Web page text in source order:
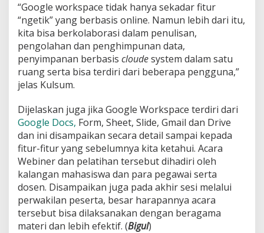
“Google workspace tidak hanya sekadar fitur
“ngetik” yang berbasis online. Namun lebih dari itu,
kita bisa berkolaborasi dalam penulisan,
pengolahan dan penghimpunan data,
penyimpanan berbasis cloudesystem dalam satu
ruang serta bisa terdiri dari beberapa pengguna,”
jelas Kulsum.
Dijelaskan juga jika Google Workspace terdiri dari
Google Docs, Form, Sheet, Slide, Gmail dan Drive
dan ini disampaikan secara detail sampai kepada
fitur-fitur yang sebelumnya kita ketahui. Acara
Webiner dan pelatihan tersebut dihadiri oleh
kalangan mahasiswa dan para pegawai serta
dosen. Disampaikan juga pada akhir sesi melalui
perwakilan peserta, besar harapannya acara
tersebut bisa dilaksanakan dengan beragama
materi dan lebih efektif. (Bigul)